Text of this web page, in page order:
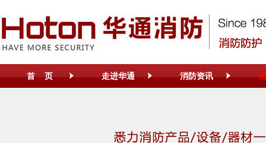
首 页 走进华通 消防资讯